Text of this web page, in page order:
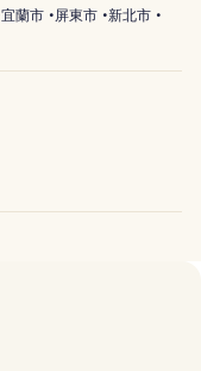
宜蘭市 屏東市 新北市